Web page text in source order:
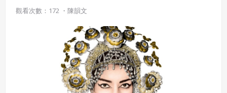
貝多芬如何在艱難的環境中創作出這首曠世巨作。
觀看次數：172 ・ 陳韻文